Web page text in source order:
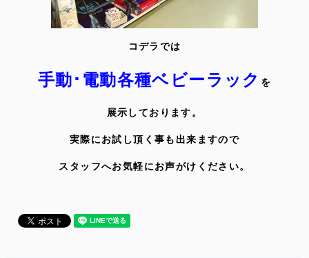
コデラでは
手動･電動各種ベビーラック を
展示しております。
実際にお試し頂く事も出来ますので
スタッフへお気軽にお声がけください。